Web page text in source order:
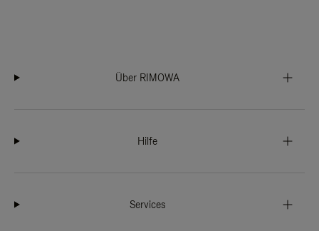
Über RIMOWA
Hilfe
Services